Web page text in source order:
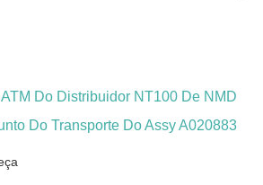
Do Distribuidor NT100 De NMD
Do Transporte Do Assy A020883